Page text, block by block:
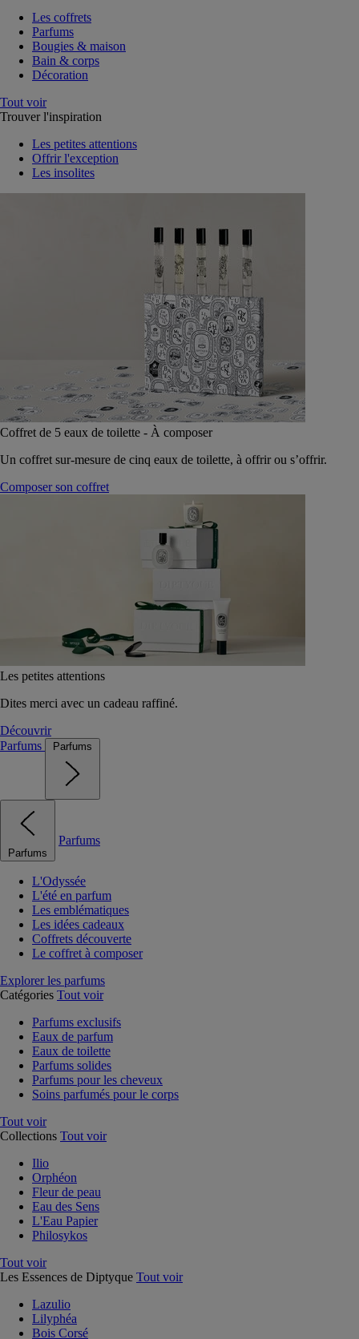
Les coffrets
Parfums
Bougies & maison
Bain & corps
Décoration
Tout voir
Trouver l'inspiration
Les petites attentions
Offrir l'exception
Les insolites
Coffret de 5 eaux de toilette - À composer
Un coffret sur-mesure de cinq eaux de toilette, à offrir ou s’offrir.
Composer son coffret
Les petites attentions
Dites merci avec un cadeau raffiné.
Découvrir
Parfums
Parfums
Parfums
Parfums
L'Odyssée
L'été en parfum
Les emblématiques
Les idées cadeaux
Coffrets découverte
Le coffret à composer
Explorer les parfums
Catégories Tout voir
Parfums exclusifs
Eaux de parfum
Eaux de toilette
Parfums solides
Parfums pour les cheveux
Soins parfumés pour le corps
Tout voir
Collections Tout voir
Ilio
Orphéon
Fleur de peau
Eau des Sens
L'Eau Papier
Philosykos
Tout voir
Les Essences de Diptyque Tout voir
Lazulio
Lilyphéa
Bois Corsé